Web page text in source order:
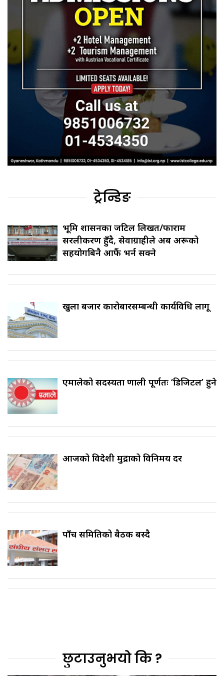
ट्रेन्डिङ
भूमि प्रशासनका जटिल लिखत/फाराम
सरलीकरण हुँदै, सेवाग्राहीले अब अरूको
सहयोगबिनै आफैं भर्न सक्ने
खुला बजार कारोबारसम्बन्धी कार्यविधि लागू
एमालेको सदस्यता प्रणाली पूर्णतः ‘डिजिटल’ हुने
आजको विदेशी मुद्राको विनिमय दर
पाँच समितिको बैठक बस्दै
छुटाउनुभयो कि ?